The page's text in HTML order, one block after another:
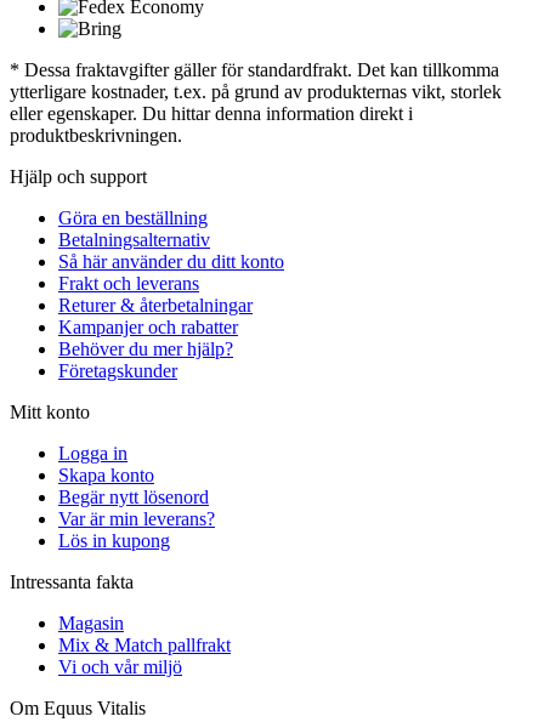
* Dessa fraktavgifter gäller för standardfrakt. Det kan tillkomma
ytterligare kostnader, t.ex. på grund av produkternas vikt, storlek
eller egenskaper. Du hittar denna information direkt i
produktbeskrivningen.
Hjälp och support
Göra en beställning
Betalningsalternativ
Så här använder du ditt konto
Frakt och leverans
Returer & återbetalningar
Kampanjer och rabatter
Behöver du mer hjälp?
Företagskunder
Mitt konto
Logga in
Skapa konto
Begär nytt lösenord
Var är min leverans?
Lös in kupong
Intressanta fakta
Magasin
Mix & Match pallfrakt
Vi och vår miljö
Om Equus Vitalis